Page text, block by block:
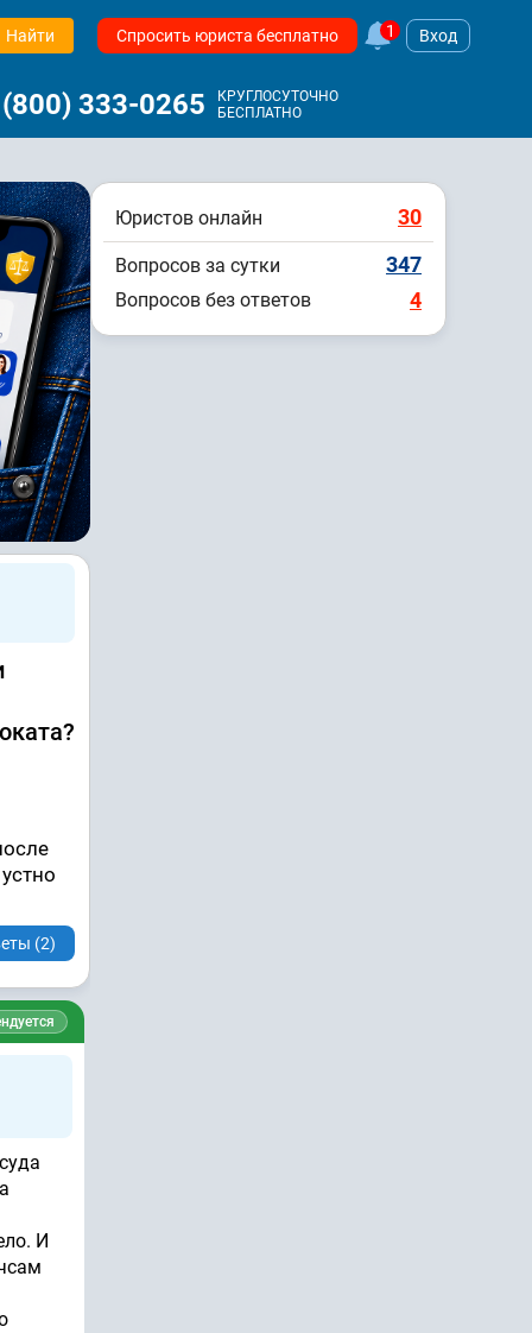
Найти Спросить юриста бесплатно 1 Вход
333-0265
КРУГЛОСУТОЧНО
БЕСПЛАТНО
(2)
И
Юристов онлайн 30
Вопросов за сутки 347
Вопросов без ответов 4